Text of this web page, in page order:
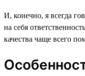
И, конечно, я всегда
на себя
качества чаще всего